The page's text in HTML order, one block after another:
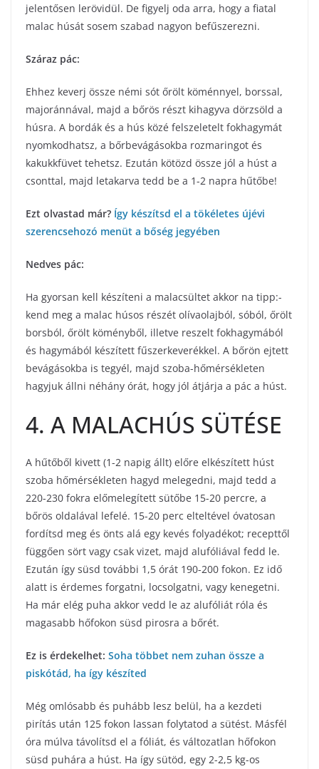
jelentősen lerövidül. De figyelj oda arra, hogy a fiatal
malac húsát sosem szabad nagyon befűszerezni.
Száraz pác:
Ehhez keverj össze némi sót őrölt köménnyel, borssal,
majoránnával, majd a bőrös részt kihagyva dörzsöld a
húsra. A bordák és a hús közé felszeletelt fokhagymát
nyomkodhatsz, a bőrbevágásokba rozmaringot és
kakukkfüvet tehetsz. Ezután kötözd össze jól a húst a
csonttal, majd letakarva tedd be a 1-2 napra hűtőbe!
Ezt olvastad már? Így készítsd el a tökéletes újévi
szerencsehozó menüt a bőség jegyében
Nedves pác:
Ha gyorsan kell készíteni a malacsültet akkor na tipp:-
kend meg a malac húsos részét olívaolajból, sóból, őrölt
borsból, őrölt köményből, illetve reszelt fokhagymából
és hagymából készített fűszerkeverékkel. A bőrön ejtett
bevágásokba is tegyél, majd szoba-hőmérsékleten
hagyjuk állni néhány órát, hogy jól átjárja a pác a húst.
4. A MALACHÚS SÜTÉSE
A hűtőből kivett (1-2 napig állt) előre elkészített húst
szoba hőmérsékleten hagyd melegedni, majd tedd a
220-230 fokra előmelegített sütőbe 15-20 percre, a
bőrös oldalával lefelé. 15-20 perc elteltével óvatosan
fordítsd meg és önts alá egy kevés folyadékot; recepttől
függően sört vagy csak vizet, majd alufóliával fedd le.
Ezután így süsd további 1,5 órát 190-200 fokon. Ez idő
alatt is érdemes forgatni, locsolgatni, vagy kenegetni.
Ha már elég puha akkor vedd le az alufóliát róla és
magasabb hőfokon süsd pirosra a bőrét.
Ez is érdekelhet: Soha többet nem zuhan össze a
piskótád, ha így készíted
Még omlósabb és puhább lesz belül, ha a kezdeti
pirítás után 125 fokon lassan folytatod a sütést. Másfél
óra múlva távolítsd el a fóliát, és változatlan hőfokon
süsd puhára a húst. Ha így sütöd, egy 2-2,5 kg-os